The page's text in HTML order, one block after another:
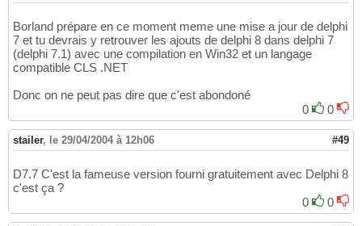
Borland prépare en ce moment meme une mise a jour de delphi
7 et tu devrais y retrouver les ajouts de delphi 8 dans delphi 7
(delphi 7.1) avec une compilation en Win32 et un langage
compatible CLS .NET
Donc on ne peut pas dire que c'est abondoné
0
0
stailer, le 29/04/2004 à 12h06 #49
D7.7 C'est la fameuse version fourni gratuitement avec Delphi 8
c'est ça ?
0
0